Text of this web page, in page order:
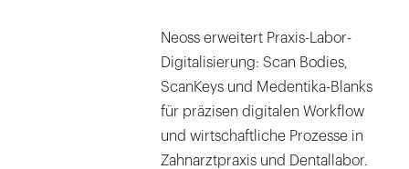
Entwicklungsgeist und unserem Engagement
für Integrität, neue Maßstäbe zu setzen.
Neoss erweitert Praxis-Labor-
Digitalisierung: Scan Bodies,
ScanKeys und Medentika-Blanks
für präzisen digitalen Workflow
und wirtschaftliche Prozesse in
Zahnarztpraxis und Dentallabor.